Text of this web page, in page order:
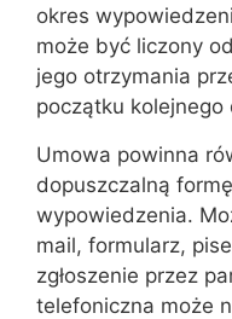
okres
może być liczony
jego otrzymania
początku kolejnego
Umowa powinna
dopuszczalną
wypowiedzenia.
mail, formularz,
zgłoszenie przez
telefoniczna może